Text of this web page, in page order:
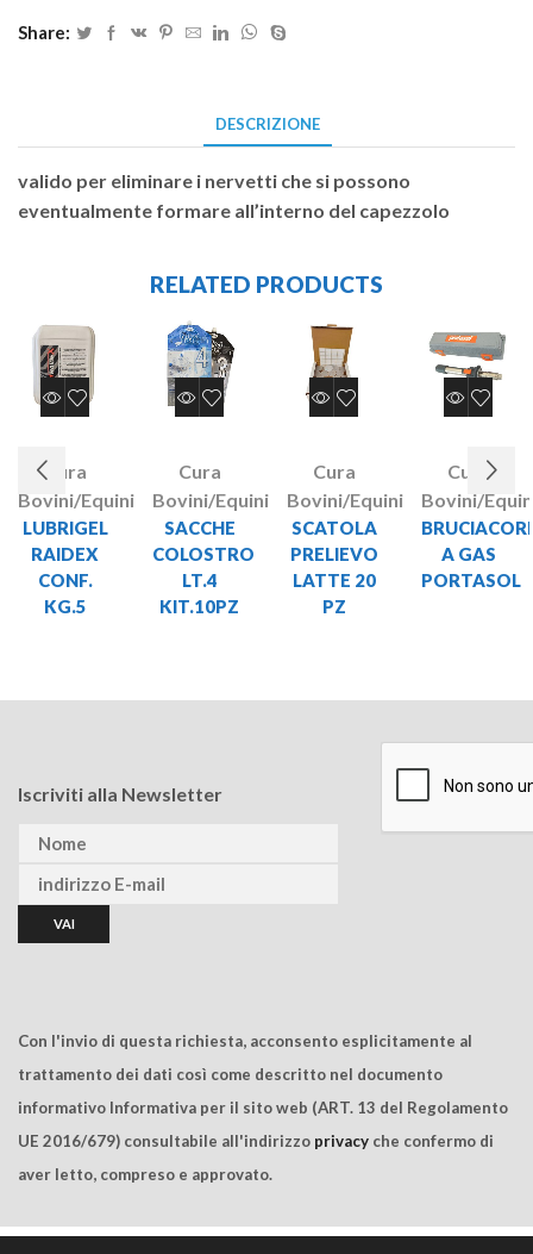
Share:
DESCRIZIONE
valido per eliminare i nervetti che si possono
eventualmente formare all’interno del capezzolo
RELATED PRODUCTS
Cura
Bovini/Equini
LUBRIGEL
RAIDEX
CONF.
KG.5
Cura
Bovini/Equini
SACCHE
COLOSTRO
LT.4
KIT.10PZ
Cura
Bovini/Equini
SCATOLA
PRELIEVO
LATTE 20
PZ
Cura
Bovini/
A GAS
PORTASOL
Iscriviti alla Newsletter
Con l'invio di questa richiesta, acconsento esplicitamente al
trattamento dei dati così come descritto nel documento
informativo Informativa per il sito web (ART. 13 del Regolamento
UE 2016/679) consultabile all'indirizzo privacy che confermo di
aver letto, compreso e approvato.